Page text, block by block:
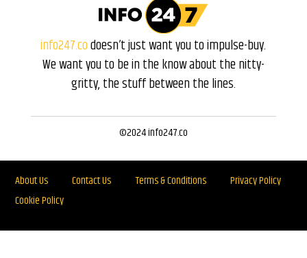
info247.codoesn’t just want you to impulse-buy.
We want you to be in the know about the nitty-
gritty, the stuff between the lines.
©2024 info247.co
About Us Contact Us Terms & Conditions
Privacy Policy
Cookie Policy